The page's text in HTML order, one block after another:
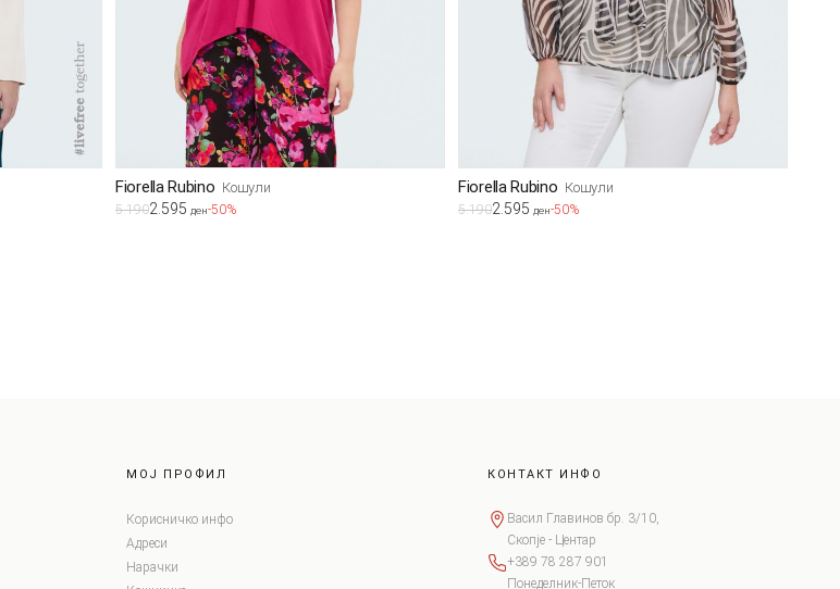
Fiorella Rubino Кошули
5.1902.595 ден-50%
Fiorella Rubino Кошули
5.1902.595 ден-50%
МОЈ ПРОФИЛ
Корисничко инфо
Адреси
Нарачки
КОНТАКТ ИНФО
Васил Главинов бр. 3/10,
Скопје - Центар
+389 78 287 901
Понеделник-Петок